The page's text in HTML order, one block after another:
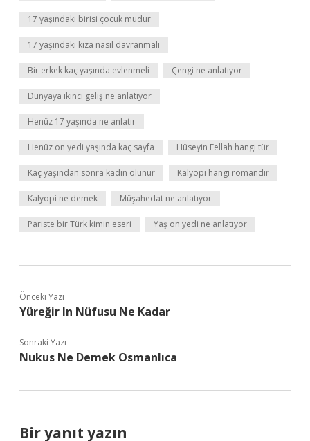
17 yaşındaki birisi çocuk mudur
17 yaşındaki kıza nasıl davranmalı
Bir erkek kaç yaşında evlenmeli Çengi ne anlatıyor
Dünyaya ikinci geliş ne anlatıyor
Henüz 17 yaşında ne anlatır
Henüz on yedi yaşında kaç sayfa Hüseyin Fellah hangi tür
Kaç yaşından sonra kadın olunur Kalyopi hangi romandır
Kalyopi ne demek Müşahedat ne anlatıyor
Pariste bir Türk kimin eseri Yaş on yedi ne anlatıyor
Önceki Yazı
Yüreğir In Nüfusu Ne Kadar
Sonraki Yazı
Nukus Ne Demek Osmanlıca
Bir yanıt yazın